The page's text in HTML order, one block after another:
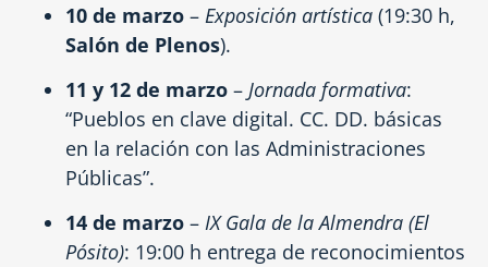
10 de marzo – Exposición artística (19:30 h,
Salón de Plenos).
11 y 12 de marzo – Jornada formativa:
“Pueblos en clave digital. CC. DD. básicas
en la relación con las Administraciones
Públicas”.
14 de marzo – IX Gala de la Almendra (El
Pósito): 19:00 h entrega de reconocimientos